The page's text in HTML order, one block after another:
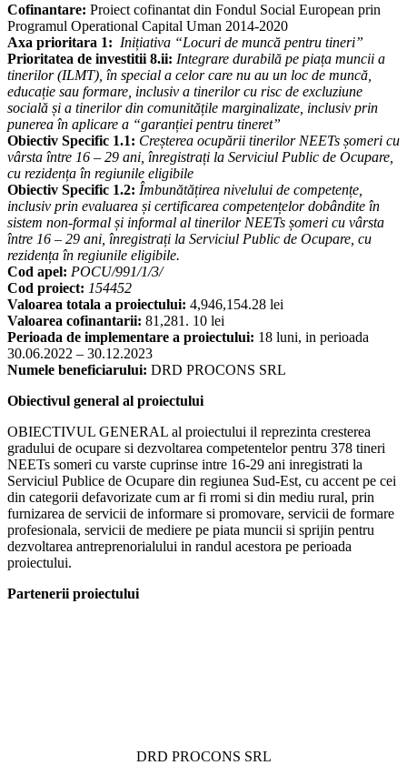
Cofinantare: Proiect cofinantat din Fondul Social European prin
Programul Operational Capital Uman 2014-2020
Axa prioritara 1: Inițiativa “Locuri de muncă pentru tineri”
Prioritatea de investitii 8.ii: Integrare durabilă pe piața muncii a
tinerilor (ILMT), în special a celor care nu au un loc de muncă,
educație sau formare, inclusiv a tinerilor cu risc de excluziune
socială și a tinerilor din comunitățile marginalizate, inclusiv prin
punerea în aplicare a “garanției pentru tineret”
Obiectiv Specific 1.1: Creșterea ocupării tinerilor NEETs șomeri cu
vârsta între 16 – 29 ani, înregistrați la Serviciul Public de Ocupare,
cu rezidența în regiunile eligibile
Obiectiv Specific 1.2: Îmbunătățirea nivelului de competențe,
inclusiv prin evaluarea și certificarea competențelor dobândite în
sistem non-formal și informal al tinerilor NEETs șomeri cu vârsta
între 16 – 29 ani, înregistrați la Serviciul Public de Ocupare, cu
rezidența în regiunile eligibile.
Cod apel: POCU/991/1/3/
Cod proiect: 154452
Valoarea totala a proiectului: 4,946,154.28 lei
Valoarea cofinantarii: 81,281. 10 lei
Perioada de implementare a proiectului: 18 luni, in perioada
30.06.2022 – 30.12.2023
Numele beneficiarului: DRD PROCONS SRL
Obiectivul general al proiectului
OBIECTIVUL GENERAL al proiectului il reprezinta cresterea
gradului de ocupare si dezvoltarea competentelor pentru 378 tineri
NEETs someri cu varste cuprinse intre 16-29 ani inregistrati la
Serviciul Publice de Ocupare din regiunea Sud-Est, cu accent pe cei
din categorii defavorizate cum ar fi rromi si din mediu rural, prin
furnizarea de servicii de informare si promovare, servicii de formare
profesionala, servicii de mediere pe piata muncii si sprijin pentru
dezvoltarea antreprenorialului in randul acestora pe perioada
proiectului.
Partenerii proiectului
DRD PROCONS SRL